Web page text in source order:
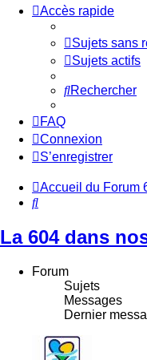
Accès rapide
Sujets sans
Sujets actifs
Rechercher
FAQ
Connexion
S’enregistrer
Accueil du Forum
Rechercher
La 604 dans
Forum
Sujets
Messages
Dernier